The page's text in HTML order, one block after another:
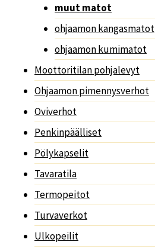
muut matot
ohjaamon kangasmatot
ohjaamon kumimatot
Moottoritilan pohjalevyt
Ohjaamon pimennysverhot
Oviverhot
Penkinpäälliset
Pölykapselit
Tavaratila
Termopeitot
Turvaverkot
Ulkopeilit